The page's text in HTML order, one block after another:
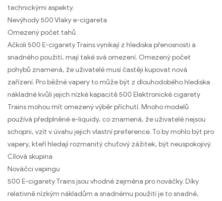
technickými aspekty.
Nevýhody 500 Vlaky e-cigareta
Omezený počet tahů
Ačkoli 500 E-cigarety Trains vynikají z hlediska přenosnosti a
snadného použití, mají také svá omezení. Omezený počet
pohybů znamená, že uživatelé musí častěji kupovat nová
zařízení. Pro běžné vapery to může být z dlouhodobého hlediska
nákladné kvůli jejich nízké kapacitě 500 Elektronické cigarety
Trains mohou mít omezený výběr příchutí. Mnoho modelů
používá předplněné e-liquidy, co znamená, že uživatelé nejsou
schopni, vzít v úvahu jejich vlastní preference. To by mohlo být pro
vapery, kteří hledají rozmanitý chuťový zážitek, být neuspokojivý.
Cílová skupina
Nováčci vapingu
500 E-cigarety Trains jsou vhodné zejména pro nováčky. Díky
relativně nízkým nákladům a snadnému použití je to snadné,